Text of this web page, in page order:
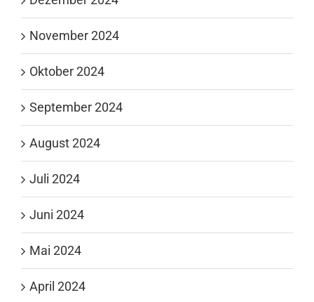
November 2024
Oktober 2024
September 2024
August 2024
Juli 2024
Juni 2024
Mai 2024
April 2024